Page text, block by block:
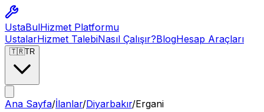
UstaBulHizmet Platformu
UstalarHizmet TalebiNasıl Çalışır?BlogHesap Araçları
🇹🇷TR
Ana Sayfa/İlanlar/Diyarbakır/Ergani